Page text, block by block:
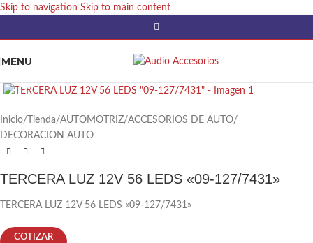
Skip to navigation Skip to main content
MENU
Inicio/ Tienda/AUTOMOTRIZ/ACCESORIOS DE AUTO/
DECORACION AUTO
TERCERA LUZ 12V 56 LEDS «09-127/7431»
TERCERA LUZ 12V 56 LEDS «09-127/7431»
COTIZAR